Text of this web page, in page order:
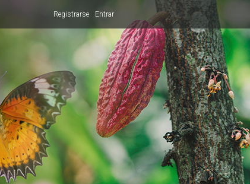
Registrarse Entrar